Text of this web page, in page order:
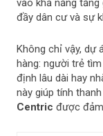
đầy dân cư và sự
Không chỉ vậy, dự
hàng: người trẻ
định lâu dài hay
này giúp tính
Centric được